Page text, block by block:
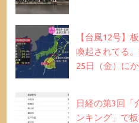
【台風12号】
喚起されてる
25日（金）にか
日経の第3回「
ンキング」で